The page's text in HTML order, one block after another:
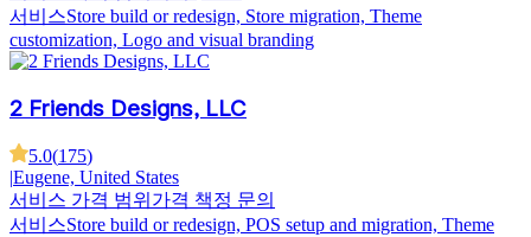
서비스Store build or redesign, Store migration, Theme
customization, Logo and visual branding
2 Friends Designs, LLC
5.0(175)
|Eugene, United States
서비스 가격 범위 가격 책정 문의
서비스Store build or redesign, POS setup and migration, Theme